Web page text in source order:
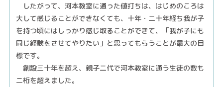
したがって、河本教室に通った値打ちは、はじめのころは
大して感じることができなくても、十年・二十年経ち我が子
を持つ頃にはしっかり感じ取ることができて、「我が子にも
同じ経験をさせてやりたい」と思ってもらうことが最大の目
標です。
創設三十年を超え、親子二代で河本教室に通う生徒の数も
二桁を超えました。